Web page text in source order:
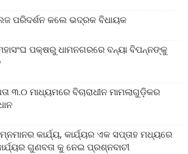
ପରିଦର୍ଶନ କଲେ ଭଦ୍ରକ ବିଧାୟକ
ପକ୍ଷରୁ ଧାମନଗରରେ ବନ୍ୟା ବିପନ୍ନଙ୍କୁ
୩.୦ ମାଧ୍ୟମରେ ବିଚାରାଧୀନ ମାମଲାଗୁଡ଼ିକର
କାର୍ଯ୍ୟ, କାର୍ଯ୍ୟର ଏକ ସପ୍ତାହ ମଧ୍ୟରେ
ଗୁଣବତା କୁ ନେଇ ପ୍ରଶ୍ନବାଚୀ